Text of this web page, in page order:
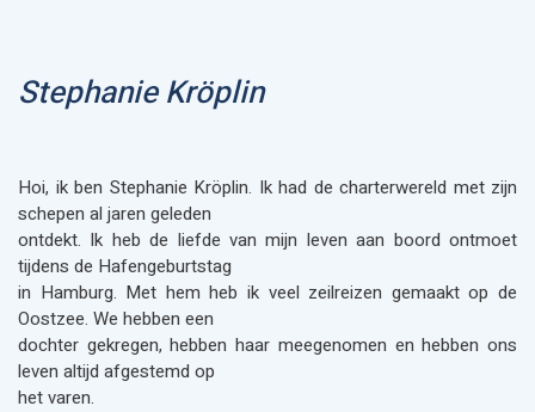
Stephanie Kröplin
Hoi, ik ben Stephanie Kröplin. Ik had de charterwereld met zijn
schepen al jaren geleden
ontdekt. Ik heb de liefde van mijn leven aan boord ontmoet
tijdens de Hafengeburtstag
in Hamburg. Met hem heb ik veel zeilreizen gemaakt op de
Oostzee. We hebben een
dochter gekregen, hebben haar meegenomen en hebben ons
leven altijd afgestemd op
het varen.